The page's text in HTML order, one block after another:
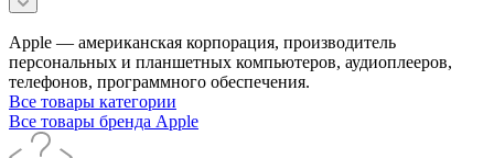
Apple — американская корпорация, производитель
персональных и планшетных компьютеров, аудиоплееров,
телефонов, программного обеспечения.
Все товары категории
Все товары бренда Apple